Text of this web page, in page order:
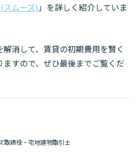
ムーズ)」を詳しく紹介していま
消して、賃貸の初期費用を賢く
すので、ぜひ最後までご覧くだ
取締役・宅地建物取引士